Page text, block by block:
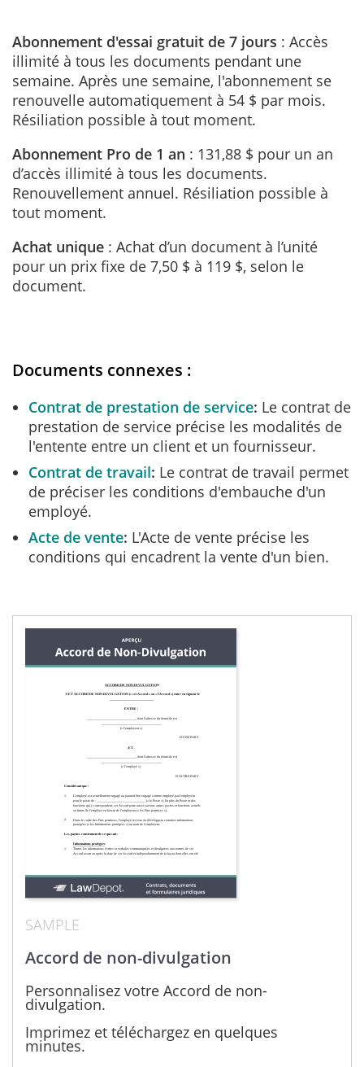
Abonnement d'essai gratuit de 7 jours : Accès
illimité à tous les documents pendant une
semaine. Après une semaine, l'abonnement se
renouvelle automatiquement à 54 $ par mois.
Résiliation possible à tout moment.
Abonnement Pro de 1 an : 131,88 $ pour un an
d’accès illimité à tous les documents.
Renouvellement annuel. Résiliation possible à
tout moment.
Achat unique : Achat d’un document à l’unité
pour un prix fixe de 7,50 $ à 119 $, selon le
document.
Documents connexes :
Contrat de prestation de service Le contrat de
prestation de service précise les modalités de
l'entente entre un client et un fournisseur.
Contrat de travail Le contrat de travail permet
de préciser les conditions d'embauche d'un
employé.
Acte de vente L'Acte de vente précise les
conditions qui encadrent la vente d'un bien.
SAMPLE
Accord de non-divulgation
Personnalisez votre Accord de non-
divulgation.
Imprimez et téléchargez en quelques
minutes.